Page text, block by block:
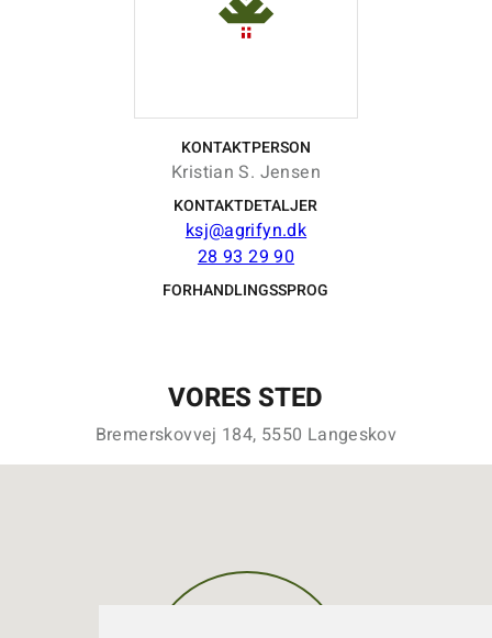
KONTAKTPERSON
Kristian S. Jensen
KONTAKTDETALJER
ksj@agrifyn.dk
28 93 29 90
FORHANDLINGSSPROG
VORES STED
Bremerskovvej 184, 5550 Langeskov